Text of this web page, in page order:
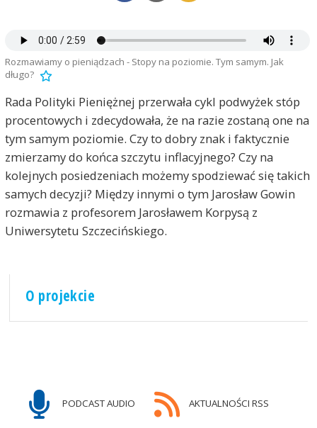
Rozmawiamy o pieniądzach - Stopy na poziomie. Tym samym. Jak
długo?
Rada Polityki Pieniężnej przerwała cykl podwyżek stóp
procentowych i zdecydowała, że na razie zostaną one na
tym samym poziomie. Czy to dobry znak i faktycznie
zmierzamy do końca szczytu inflacyjnego? Czy na
kolejnych posiedzeniach możemy spodziewać się takich
samych decyzji? Między innymi o tym Jarosław Gowin
rozmawia z profesorem Jarosławem Korpysą z
Uniwersytetu Szczecińskiego.
O projekcie
PODCAST AUDIO AKTUALNOŚCI RSS